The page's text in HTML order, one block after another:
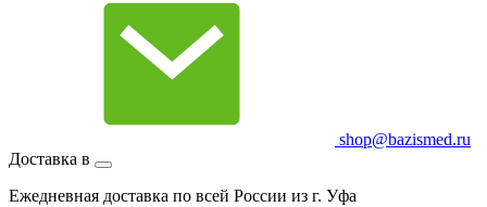
shop@bazismed.ru
Доставка в
Ежедневная доставка по всей России из г. Уфа